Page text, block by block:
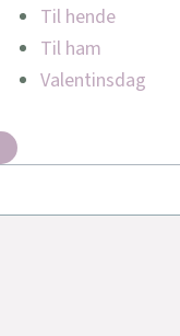
Til hende
Til ham
Valentinsdag